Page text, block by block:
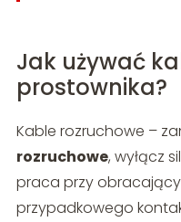
Jak używać
prostownika?
Kable rozruchowe –
rozruchowe, wyłącz
praca przy
przypadkowego